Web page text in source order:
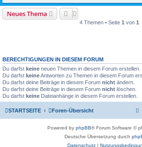
Neues Thema
4 Themen • Seite 1 von 1
BERECHTIGUNGEN IN DIESEM FORUM
Du darfst keine neuen Themen in diesem Forum erstellen.
Du darfst keineAntworten zu Themen in diesem Forum
Du darfst deine Beiträge in diesem Forum nicht ändern.
Du darfst deine Beiträge in diesem Forum nicht löschen.
Du darfst keine Dateianhänge in diesem Forum erstellen.
STARTSEITE Foren-Übersicht
Powered by phpBB® Forum Software ©
Deutsche Übersetzung durch
Datenschutz|